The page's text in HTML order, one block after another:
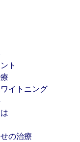
ト
イトニング
の治療